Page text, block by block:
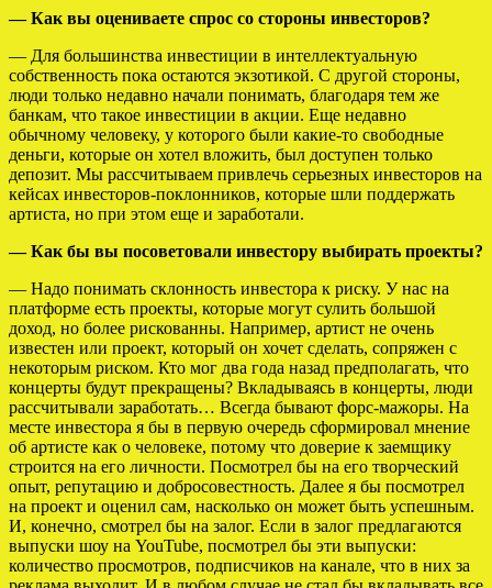
— Как вы оцениваете спрос со стороны инвесторов?
— Для большинства инвестиции в интеллектуальную
собственность пока остаются экзотикой. С другой стороны,
люди только недавно начали понимать, благодаря тем же
банкам, что такое инвестиции в акции. Еще недавно
обычному человеку, у которого были какие-то свободные
деньги, которые он хотел вложить, был доступен только
депозит. Мы рассчитываем привлечь серьезных инвесторов на
кейсах инвесторов-поклонников, которые шли поддержать
артиста, но при этом еще и заработали.
— Как бы вы посоветовали инвестору выбирать проекты?
— Надо понимать склонность инвестора к риску. У нас на
платформе есть проекты, которые могут сулить большой
доход, но более рискованны. Например, артист не очень
известен или проект, который он хочет сделать, сопряжен с
некоторым риском. Кто мог два года назад предполагать, что
концерты будут прекращены? Вкладываясь в концерты, люди
рассчитывали заработать… Всегда бывают форс-мажоры. На
месте инвестора я бы в первую очередь сформировал мнение
об артисте как о человеке, потому что доверие к заемщику
строится на его личности. Посмотрел бы на его творческий
опыт, репутацию и добросовестность. Далее я бы посмотрел
на проект и оценил сам, насколько он может быть успешным.
И, конечно, смотрел бы на залог. Если в залог предлагаются
выпуски шоу на YouTube, посмотрел бы эти выпуски:
количество просмотров, подписчиков на канале, что в них за